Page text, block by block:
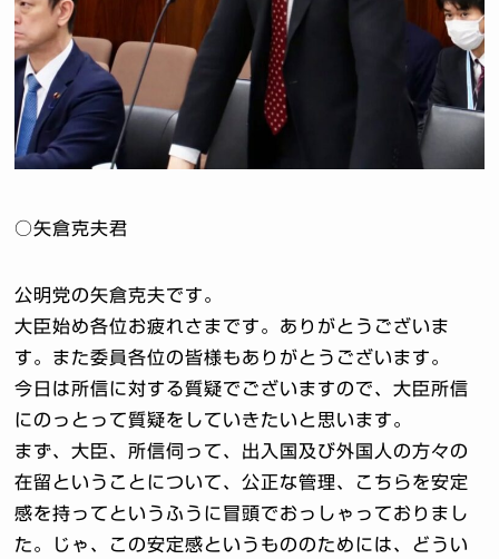
○矢倉克夫君
公明党の矢倉克夫です。
大臣始め各位お疲れさまです。ありがとうございま
す。また委員各位の皆様もありがとうございます。
今日は所信に対する質疑でございますので、大臣所信
にのっとって質疑をしていきたいと思います。
まず、大臣、所信伺って、出入国及び外国人の方々の
在留ということについて、公正な管理、こちらを安定
感を持ってというふうに冒頭でおっしゃっておりまし
た。じゃ、この安定感というもののためには、どうい